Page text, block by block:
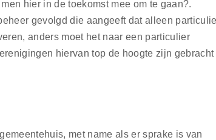
hier in de toekomst mee om te gaan?.
gevolgd die aangeeft dat alleen
anders moet het naar een particulier
hiervan top de hoogte zijn gebracht
met name als er sprake is van